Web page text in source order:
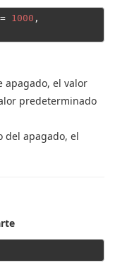
1000 ,
apagado, el valor
predeterminado
del apagado, el